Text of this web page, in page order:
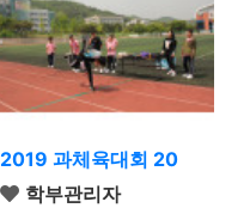
2019 과체육대회 20
학부관리자